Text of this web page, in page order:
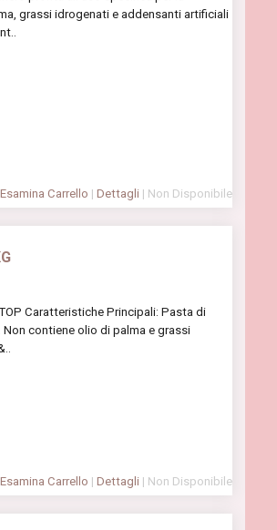
grassi idrogenati e addensanti artificiali
Esamina Carrello | Dettagli | Non Disponibile
Caratteristiche Principali: Pasta di
contiene olio di palma e grassi
Esamina Carrello | Dettagli | Non Disponibile